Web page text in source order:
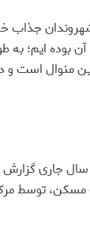
جذاب
آن بوده
منوال است
سال جاری